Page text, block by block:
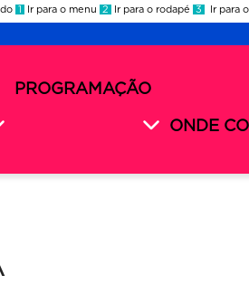
1 Ir para o menu 2 Ir para o rodapé 3 Ir para
PROGRAMAÇÃO
ONDE